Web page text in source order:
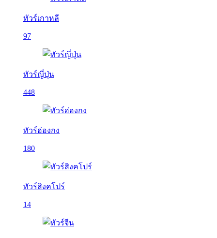
ทัวร์เกาหลี
97
ทัวร์ญี่ปุ่น
448
ทัวร์ฮ่องกง
180
ทัวร์สิงคโปร์
14